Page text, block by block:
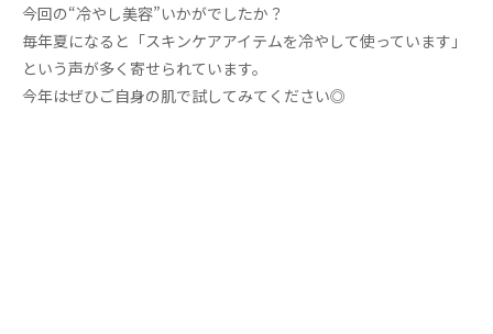
今回の“冷やし美容”いかがでしたか？
毎年夏になると「スキンケアアイテムを冷やして使っています」
という声が多く寄せられています。
今年はぜひご自身の肌で試してみてください◎